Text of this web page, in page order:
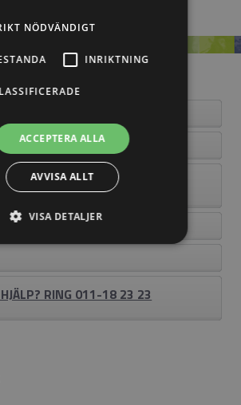
RING 011-18 23 23
NÖDVÄNDIGT
INRIKTNING
ACCEPTERA ALLA
AVVISA ALLT
VISA DETALJER